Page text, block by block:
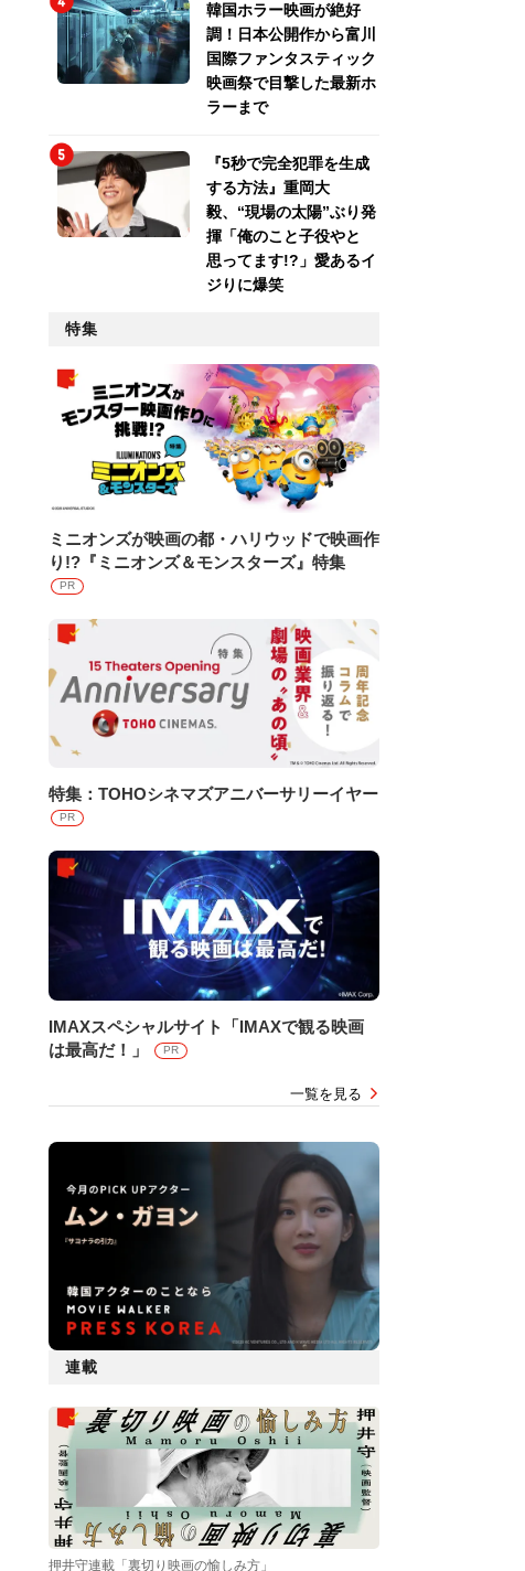
韓国ホラー映画が絶好
調！日本公開作から富川
国際ファンタスティック
映画祭で目撃した最新ホ
ラーまで
『5秒で完全犯罪を生成
する方法』重岡大
毅、“現場の太陽”ぶり発
揮「俺のこと子役やと
思ってます!?」愛あるイ
ジりに爆笑
特集
ミニオンズが映画の都・ハリウッドで映画作
り!?『ミニオンズ＆モンスターズ』特集
PR
特集：TOHOシネマズアニバーサリーイヤー
PR
IMAXスペシャルサイト「IMAXで観る映画
は最高だ！」
PR
一覧を見る
連載
押井守連載「裏切り映画の愉しみ方」